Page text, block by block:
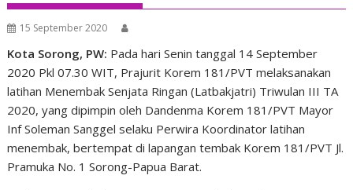
15 September 2020
Kota Sorong, PW: Pada hari Senin tanggal 14 September
2020 Pkl 07.30 WIT, Prajurit Korem 181/PVT melaksanakan
latihan Menembak Senjata Ringan (Latbakjatri) Triwulan III TA
2020, yang dipimpin oleh Dandenma Korem 181/PVT Mayor
Inf Soleman Sanggel selaku Perwira Koordinator latihan
menembak, bertempat di lapangan tembak Korem 181/PVT Jl.
Pramuka No. 1 Sorong-Papua Barat.